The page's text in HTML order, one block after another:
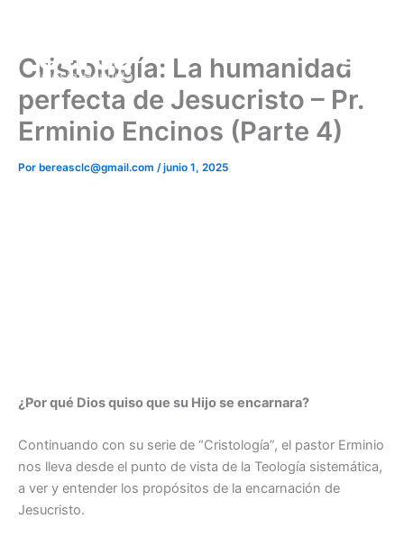
Cristología: La humanidad
perfecta de Jesucristo – Pr.
Erminio Encinos (Parte 4)
Por bereasclc@gmail.com /junio 1, 2025
¿Por qué Dios quiso que su Hijo se encarnara?
Continuando con su serie de “Cristología”, el pastor Erminio
nos lleva desde el punto de vista de la Teología sistemática,
a ver y entender los propósitos de la encarnación de
Jesucristo.